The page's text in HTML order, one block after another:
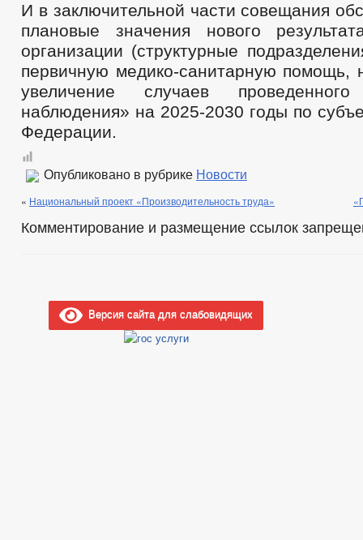
И в заключительной части совещания
плановые значения нового
организации (структурные
первичную медико-санитарную помощь,
увеличение случаев проведенного
наблюдения» на 2025-2030 годы по
Федерации.
Опубликовано в рубрике Новости
« Национальный проект «Производительность труда»
Комментирование и размещение ссылок
Версия сайта для слабовидящих